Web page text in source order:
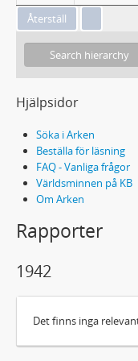
Hjälpsidor
Söka i Arken
Beställa för läsning
FAQ - Vanliga frågor
Världsminnen på KB
Om Arken
Rapporter
1942
Det finns inga